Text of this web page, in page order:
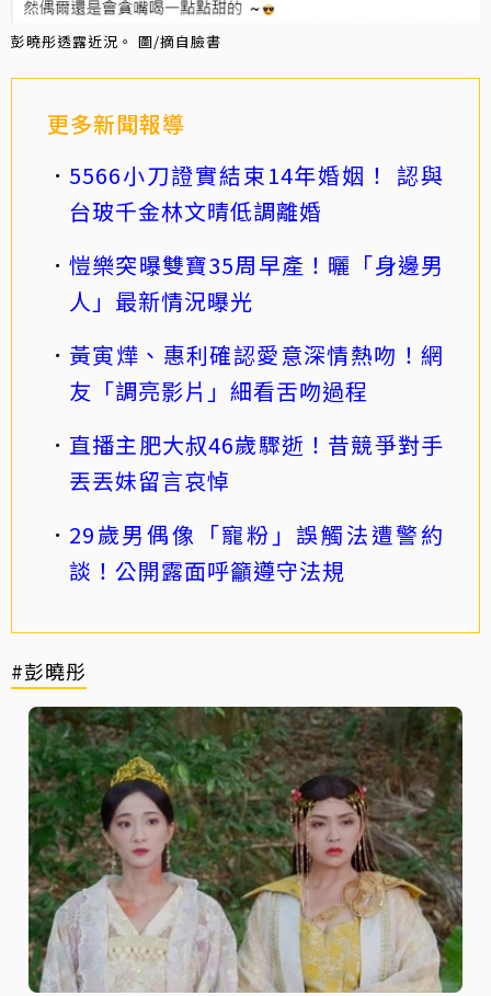
彭曉彤透露近況。 圖/摘自臉書
更多新聞報導
5566小刀證實結束14年婚姻！ 認與
台玻千金林文晴低調離婚
愷樂突曝雙寶35周早產！曬「身邊男
人」最新情況曝光
黃寅燁、惠利確認愛意深情熱吻！網
友「調亮影片」細看舌吻過程
直播主肥大叔46歲驟逝！昔競爭對手
丟丟妹留言哀悼
29歲男偶像「寵粉」誤觸法遭警約
談！公開露面呼籲遵守法規
#彭曉彤